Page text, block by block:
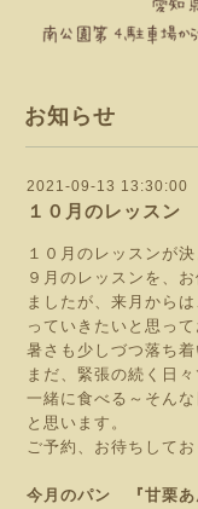
お知らせ
2021-09-13 13:30:00
１０月のレッスン
１０月のレッスンが
９月のレッスンを、
ましたが、来月から
っていきたいと思って
暑さも少しづつ落ち着
まだ、緊張の続く日
一緒に食べる～そん
と思います。
ご予約、お待ちしてお
今月のパン 『甘栗あ